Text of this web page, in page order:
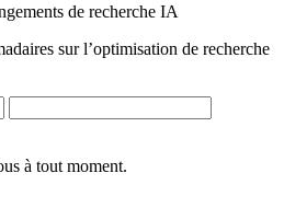
de recherche IA
sur l’optimisation de recherche
à tout moment.